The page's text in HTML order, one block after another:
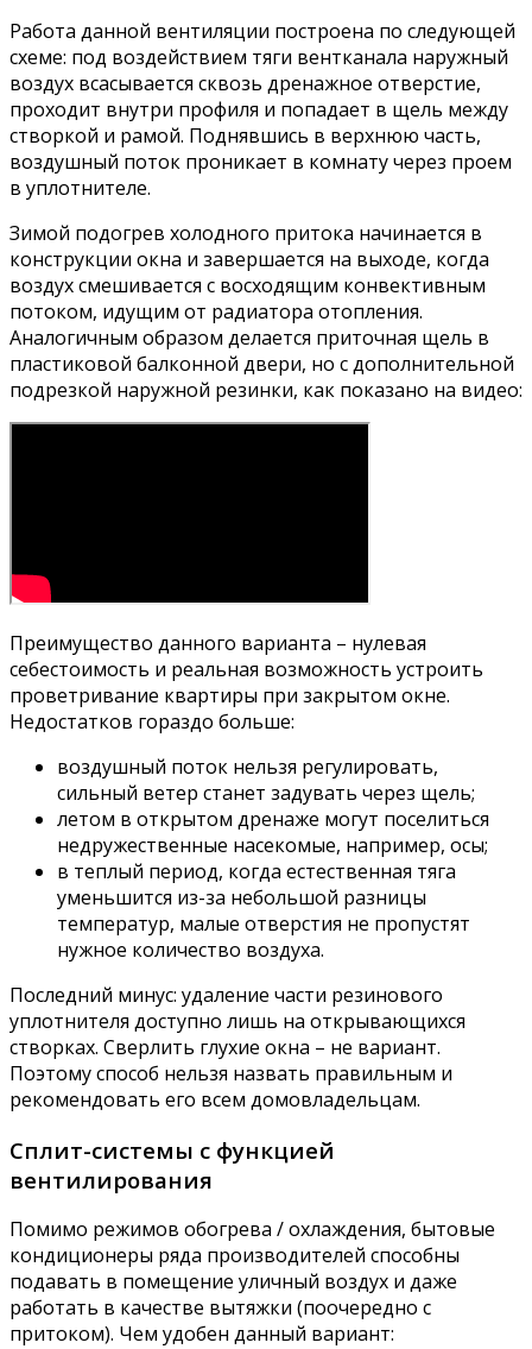
Работа данной вентиляции построена по следующей
схеме: под воздействием тяги вентканала наружный
воздух всасывается сквозь дренажное отверстие,
проходит внутри профиля и попадает в щель между
створкой и рамой. Поднявшись в верхнюю часть,
воздушный поток проникает в комнату через проем
в уплотнителе.
Зимой подогрев холодного притока начинается в
конструкции окна и завершается на выходе, когда
воздух смешивается с восходящим конвективным
потоком, идущим от радиатора отопления.
Аналогичным образом делается приточная щель в
пластиковой балконной двери, но с дополнительной
подрезкой наружной резинки, как показано на видео:
Преимущество данного варианта – нулевая
себестоимость и реальная возможность устроить
проветривание квартиры при закрытом окне.
Недостатков гораздо больше:
воздушный поток нельзя регулировать,
сильный ветер станет задувать через щель;
летом в открытом дренаже могут поселиться
недружественные насекомые, например, осы;
в теплый период, когда естественная тяга
уменьшится из-за небольшой разницы
температур, малые отверстия не пропустят
нужное количество воздуха.
Последний минус: удаление части резинового
уплотнителя доступно лишь на открывающихся
створках. Сверлить глухие окна – не вариант.
Поэтому способ нельзя назвать правильным и
рекомендовать его всем домовладельцам.
Сплит-системы с функцией
вентилирования
Помимо режимов обогрева / охлаждения, бытовые
кондиционеры ряда производителей способны
подавать в помещение уличный воздух и даже
работать в качестве вытяжки (поочередно с
притоком). Чем удобен данный вариант: